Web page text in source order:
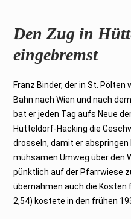
Den Zug in
eingebremst
Franz Binder, der in St.
Bahn nach Wien und nach
bat er jeden Tag aufs Neue
Hütteldorf-Hacking die
drosseln, damit er
mühsamen Umweg über den
pünktlich auf der Pfarrwiese
übernahmen auch die Kosten
2,54) kostete in den frühen